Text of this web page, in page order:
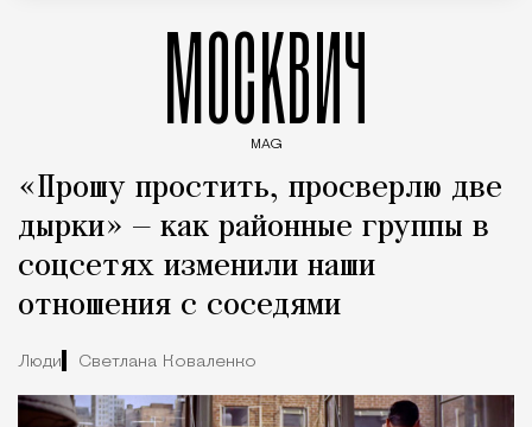
МОСКВИЧ
MAG
«Прошу простить, просверлю две
дырки» — как районные группы в
соцсетях изменили наши
отношения с соседями
Люди Светлана Коваленко